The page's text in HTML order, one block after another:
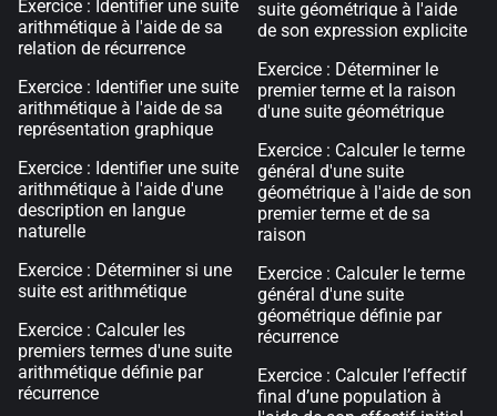
Exercice : Identifier une suite
arithmétique à l'aide de sa
relation de récurrence
Exercice : Identifier une suite
arithmétique à l'aide de sa
représentation graphique
Exercice : Identifier une suite
arithmétique à l'aide d'une
description en langue
naturelle
Exercice : Déterminer si une
suite est arithmétique
Exercice : Calculer les
premiers termes d'une suite
arithmétique définie par
récurrence
suite géométrique à l'aide
de son expression explicite
Exercice : Déterminer le
premier terme et la raison
d'une suite géométrique
Exercice : Calculer le terme
général d'une suite
géométrique à l'aide de son
premier terme et de sa
raison
Exercice : Calculer le terme
général d'une suite
géométrique définie par
récurrence
Exercice : Calculer l’effectif
final d’une population à